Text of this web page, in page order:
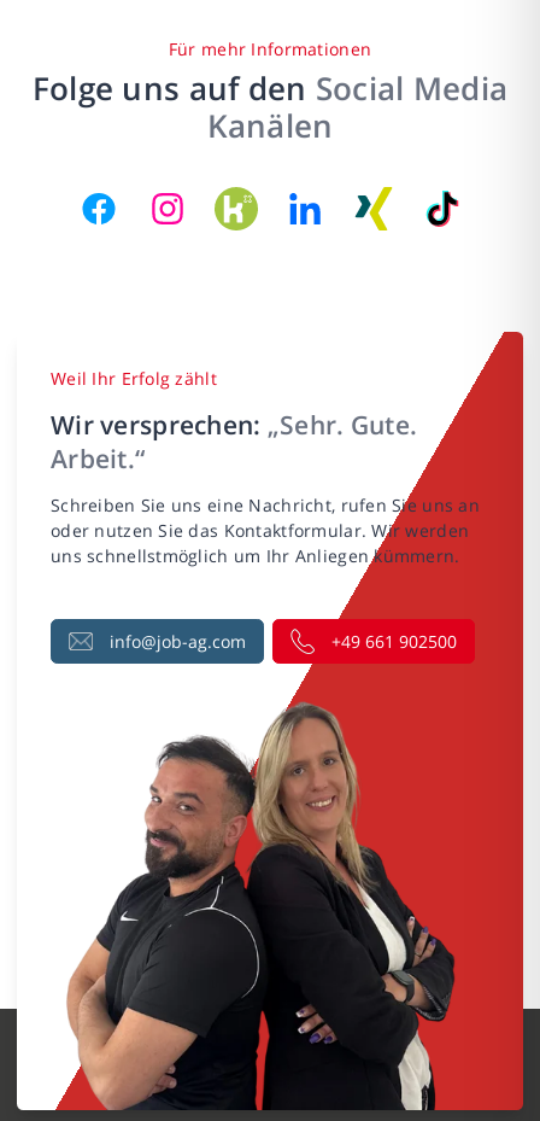
Für mehr Informationen
Folge uns auf den Social Media
Kanälen
Weil Ihr Erfolg zählt
Wir versprechen: „Sehr. Gute.
Arbeit.“
Schreiben Sie uns eine Nachricht, rufen Sie uns an
oder nutzen Sie das Kontaktformular. Wir werden
uns schnellstmöglich um Ihr Anliegen kümmern.
info@job-ag.com +49 661 902500